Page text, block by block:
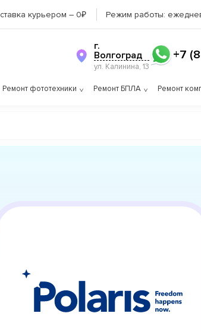
курьером – 0₽ Режим работы:
г.
Волгоград
ул. Калинина, 13
+7
Ремонт фототехники Ремонт БПЛА Ремонт